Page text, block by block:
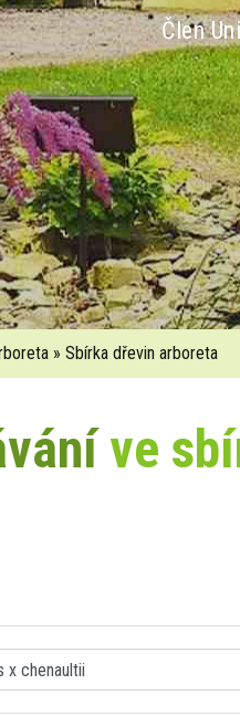
Člen
» Sbírka dřevin arboreta
ve